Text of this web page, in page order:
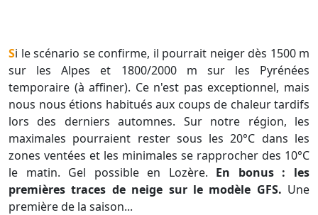
Si le scénario se confirme, il pourrait neiger dès 1500 m
sur les Alpes et 1800/2000 m sur les Pyrénées
temporaire (à affiner). Ce n'est pas exceptionnel, mais
nous nous étions habitués aux coups de chaleur tardifs
lors des derniers automnes. Sur notre région, les
maximales pourraient rester sous les 20°C dans les
zones ventées et les minimales se rapprocher des 10°C
le matin. Gel possible en Lozère. En bonus : les
premières traces de neige sur le modèle GFS. Une
première de la saison...